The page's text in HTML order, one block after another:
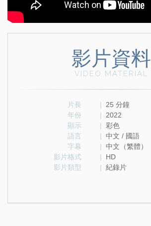
影片資料
VIDEO MATERIAL
片長 | 25 分鐘
年份
| 2022
顯示
| 彩色
語言
| 中文 / 國語
字幕
| 中文（繁體）
影片格式
| HD
影片類型
| 紀錄片